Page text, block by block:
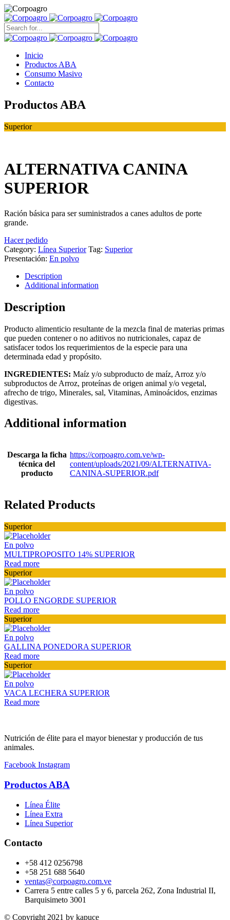
Search
for:
Inicio
Productos ABA
Consumo Masivo
Contacto
Productos ABA
Superior
ALTERNATIVA CANINA
SUPERIOR
Ración básica para ser suministrados a canes adultos de porte
grande.
Hacer pedido
Category: Línea Superior Tag: Superior
Presentación: En polvo
Description
Additional information
Description
Producto alimenticio resultante de la mezcla final de materias primas
que pueden contener o no aditivos no nutricionales, capaz de
satisfacer todos los requerimientos de la especie para una
determinada edad y propósito.
INGREDIENTES: Maíz y/o subproducto de maíz, Arroz y/o
subproductos de Arroz, proteínas de origen animal y/o vegetal,
afrecho de trigo, Minerales, sal, Vitaminas, Aminoácidos, enzimas
digestivas.
Additional information
Descarga la ficha
técnica del
producto
https://corpoagro.com.ve/wp-
content/uploads/2021/09/ALTERNATIVA-
CANINA-SUPERIOR.pdf
Related Products
Superior
En polvo
MULTIPROPOSITO 14% SUPERIOR
Read more
Superior
En polvo
POLLO ENGORDE SUPERIOR
Read more
Superior
En polvo
GALLINA PONEDORA SUPERIOR
Read more
Superior
En polvo
VACA LECHERA SUPERIOR
Read more
Nutrición de élite para el mayor bienestar y producción de tus
animales.
Facebook Instagram
Productos ABA
Línea Élite
Línea Extra
Línea Superior
Contacto
+58 412 0256798
+58 251 688 5640
ventas@corpoagro.com.ve
Carrera 5 entre calles 5 y 6, parcela 262, Zona Industrial II,
Barquisimeto 3001
© Copyright 2021 by kapuce